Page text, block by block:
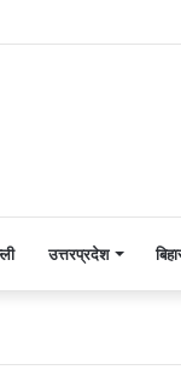
उत्तरप्रदेश